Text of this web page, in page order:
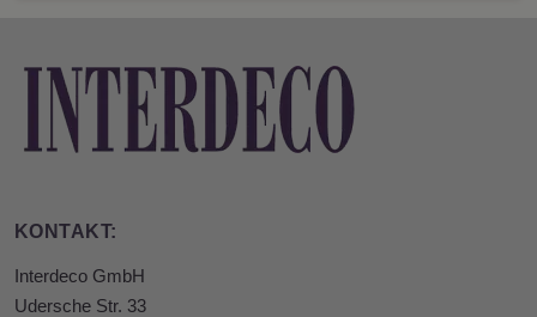
KONTAKT:
Interdeco GmbH
Udersche Str. 33